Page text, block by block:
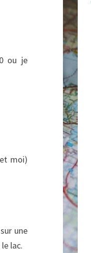
ou je
moi)
une
lac.